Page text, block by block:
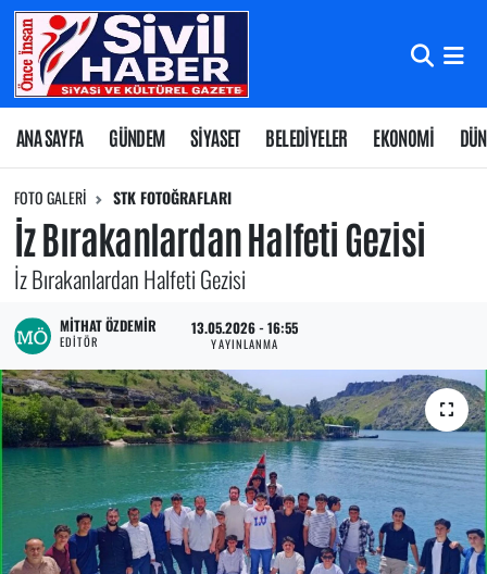
ANA SAYFA GÜNDEM SİYASET BELEDİYELER EKONOMİ
FOTO GALERI STK FOTOĞRAFLARI
İz Bırakanlardan Halfeti Gezisi
İz Bırakanlardan Halfeti Gezisi
MITHAT ÖZDEMIR
EDITÖR
13.05.2026 - 16:55
YAYINLANMA
Nöbetçi Eczaneler
Hava Durumu
Namaz Vakitleri
Trafik Durumu
Son Dakika Haberleri
Haber Arşivi